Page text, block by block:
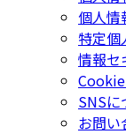
個人情
特定個
情報セ
SNSに
お問い